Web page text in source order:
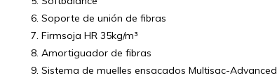
Soporte de unión de fibras
Firmsoja HR 35kg/m³
Amortiguador de fibras
Sistema de muelles ensacados Multisac-Advanced